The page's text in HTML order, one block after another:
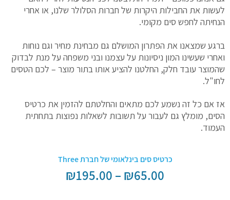
לעשות את החבילות היקרות של חברות הסלולר שלנו, או אחרי
הנחיתה לחפש סים מקומי.
ברגע שמצאנו את הפתרון המושלם גם מבחינת מחיר וגם נוחות
ואחרי שעשינו המון ניסיונות על עצמנו ובני משפחה על מנת לבדוק
שהמוצר עובד חלק, החלטנו להציע אותו בתור מוצר – לכם הטסים
לחו"ל.
אז אם כל זה נשמע לכם מתאים והחלטתם להזמין את כרטיס
הסים, מומלץ גם לעבור על תשובות לשאלות נפוצות בתחתית
העמוד.
כרטיס סים בינלאומי של חברת Three
₪65.00
–
₪195.00